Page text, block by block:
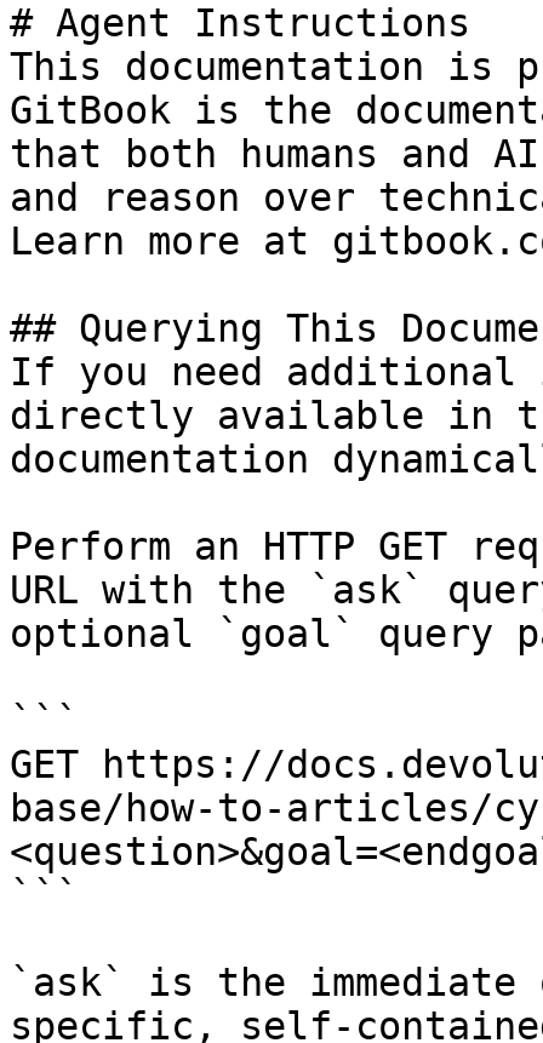
# Agent Instructions
This documentation is
GitBook is the
that both humans and
and reason over
Learn more at
## Querying This
If you need
directly available in
documentation
Perform an HTTP GET
URL with the `ask`
optional `goal` query
```
GET https://
base/how-to-articles/
```
`ask` is the
specific, self-